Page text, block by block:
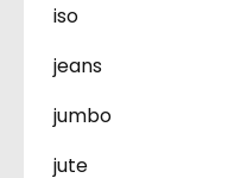
iso
jeans
jumbo
jute